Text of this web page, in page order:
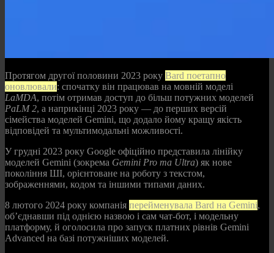
Протягом другої половини 2023 року Bard поетапно
оновлювали: спочатку він працював на мовній моделі
LaMDA, потім отримав доступ до більш потужних моделей
PaLM 2, а наприкінці 2023 року — до перших версій
сімейства моделей Gemini, що додало йому кращу якість
відповідей та мультимодальні можливості.
У грудні 2023 року Google офіційно представила лінійку
моделей Gemini (зокрема Gemini Pro та Ultra) як нове
покоління ШІ, орієнтоване на роботу з текстом,
зображеннями, кодом та іншими типами даних.
8 лютого 2024 року компанія перейменувала Bard на Gemini,
об’єднавши під однією назвою і сам чат‑бот, і модельну
платформу, й оголосила про запуск платних рівнів Gemini
Advanced на базі потужніших моделей.